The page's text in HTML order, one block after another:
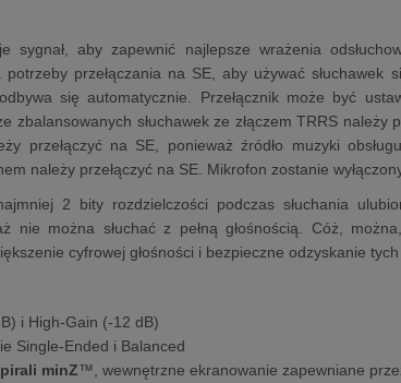
sygnał, aby zapewnić najlepsze wrażenia
przełączania na SE, aby używać słuchawek
się automatycznie. Przełącznik może być
zbalansowanych słuchawek ze złączem TRRS należy
przełączyć na SE, ponieważ źródło muzyki
należy przełączyć na SE. Mikrofon zostanie
2 bity rozdzielczości podczas słuchania
nie można słuchać z pełną głośnością. Cóż,
cyfrowej głośności i bezpieczne odzyskanie tych
i High-Gain (-12 dB)
Single-Ended i Balanced
minZ™, wewnętrzne ekranowanie zapewniane